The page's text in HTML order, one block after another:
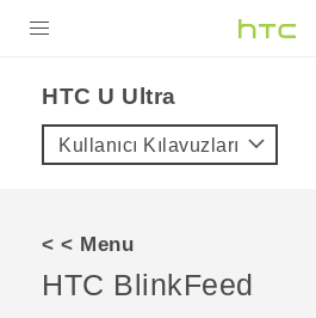
VIVE
VIVERSE
HTC U Ultra‎
Kullanıcı Kılavuzları
< < Menu
HTC BlinkFeed